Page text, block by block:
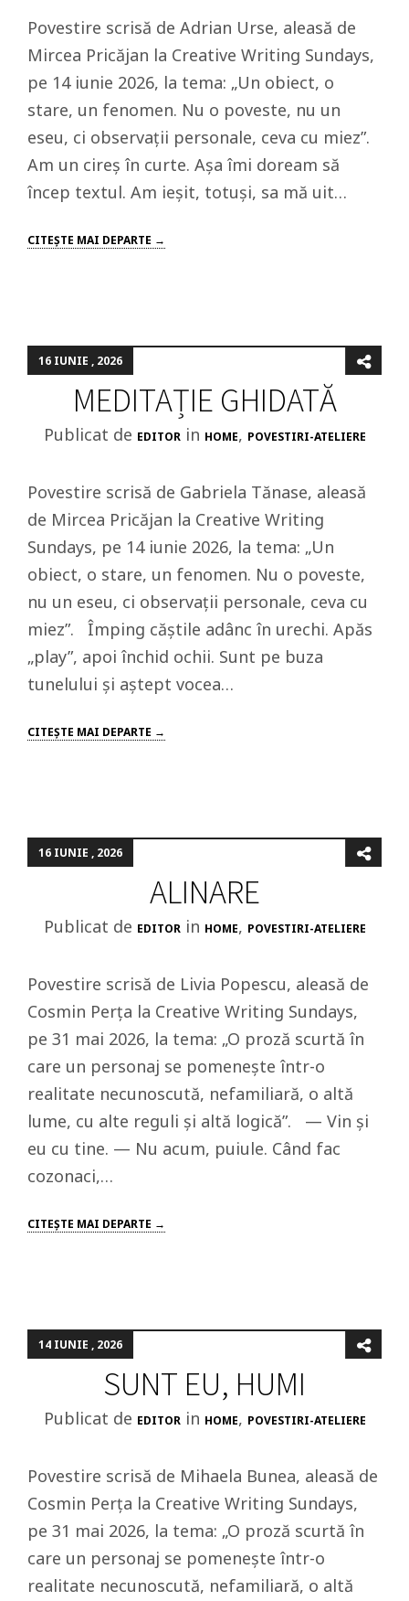
Povestire scrisă de Adrian Urse, aleasă de
Mircea Pricăjan la Creative Writing Sundays,
pe 14 iunie 2026, la tema: „Un obiect, o
stare, un fenomen. Nu o poveste, nu un
eseu, ci observații personale, ceva cu miez”.
Am un cireș în curte. Așa îmi doream să
încep textul. Am ieșit, totuși, sa mă uit…
CITEŞTE MAI DEPARTE →
16 IUNIE , 2026
MEDITAȚIE GHIDATĂ
Publicat de EDITOR in HOME, POVESTIRI-ATELIERE
Povestire scrisă de Gabriela Tănase, aleasă
de Mircea Pricăjan la Creative Writing
Sundays, pe 14 iunie 2026, la tema: „Un
obiect, o stare, un fenomen. Nu o poveste,
nu un eseu, ci observații personale, ceva cu
miez”. Împing căștile adânc în urechi. Apăs
„play”, apoi închid ochii. Sunt pe buza
tunelului și aștept vocea…
CITEŞTE MAI DEPARTE →
16 IUNIE , 2026
ALINARE
Publicat de EDITOR in HOME, POVESTIRI-ATELIERE
Povestire scrisă de Livia Popescu, aleasă de
Cosmin Perța la Creative Writing Sundays,
pe 31 mai 2026, la tema: „O proză scurtă în
care un personaj se pomenește într-o
realitate necunoscută, nefamiliară, o altă
lume, cu alte reguli și altă logică”. — Vin și
eu cu tine. — Nu acum, puiule. Când fac
cozonaci,…
CITEŞTE MAI DEPARTE →
14 IUNIE , 2026
SUNT EU, HUMI
Publicat de EDITOR in HOME, POVESTIRI-ATELIERE
Povestire scrisă de Mihaela Bunea, aleasă de
Cosmin Perța la Creative Writing Sundays,
pe 31 mai 2026, la tema: „O proză scurtă în
care un personaj se pomenește într-o
realitate necunoscută, nefamiliară, o altă